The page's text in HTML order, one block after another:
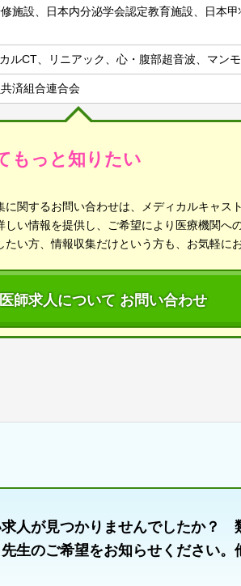
施設、日本内分泌学会認定教育施設、日本
ルCT、リニアック、心・腹部超音波、マ
済組合連合会
もっと知りたい
関するお問い合わせは、メディカルキャス
い情報を提供し、ご希望により医療機関へ
い方、情報収集だけという方も、お気軽に
師求人について お問い合わせ
人が見つかりませんでしたか？
生のご希望をお知らせください。